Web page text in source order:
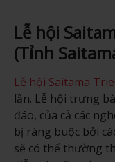
Lễ hội
(Tỉnh
Lễ hội Saitama
lần. Lễ hội trưng
đáo, của cả các
bị ràng buộc bởi
sẽ có thể thường